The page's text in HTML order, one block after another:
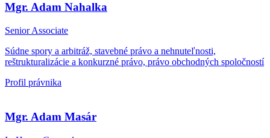
Mgr. Adam Nahalka
Senior Associate
Súdne spory a arbitráž, stavebné právo a nehnuteľnosti,
reštrukturalizácie a konkurzné právo, právo obchodných spoločností
Profil právnika
Mgr. Adam Masár